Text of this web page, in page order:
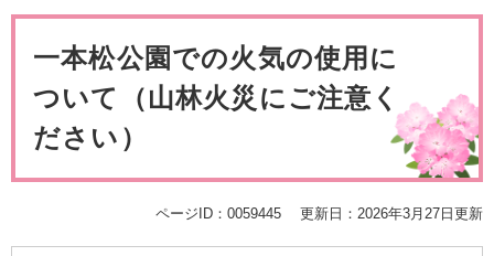
す
し
文字サイズ 標準 拡大
背景色変更 白 黒 青
Multilingual（English・中文・한글）
一本松公園での火気の使用に
ついて（山林火災にご注意く
ださい）
ページID：0059445 更新日：2026年3月27日更新